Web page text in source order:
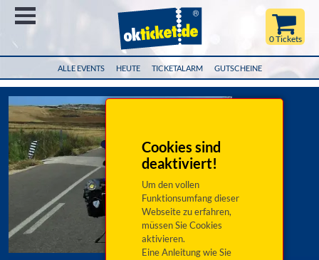
ALLE EVENTS HEUTE TICKETALARM GUTSCHEINE
0 Tickets
Cookies sind
deaktiviert!
Um den vollen
Funktionsumfang dieser
Webseite zu erfahren,
müssen Sie Cookies
aktivieren.
Eine Anleitung wie Sie